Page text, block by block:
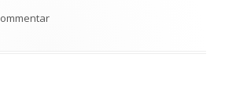
zu Jenseits von Siebenbergen